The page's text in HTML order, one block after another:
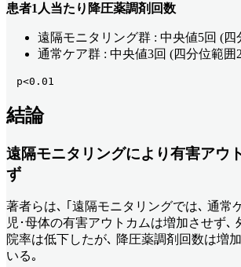
患者1人当たり降圧薬調剤回数
遠隔モニタリング群 : 中央値5回 (四
通常ケア群 : 中央値3回 (四分位範囲
p<0.01
結論
遠隔モニタリングにより有害アウ
ず
著者らは､ ｢遠隔モニタリングでは､ 通常
児･母体の有害アウトカムは増加させず､
院率は低下したが､ 降圧薬調剤回数は増
いる｡